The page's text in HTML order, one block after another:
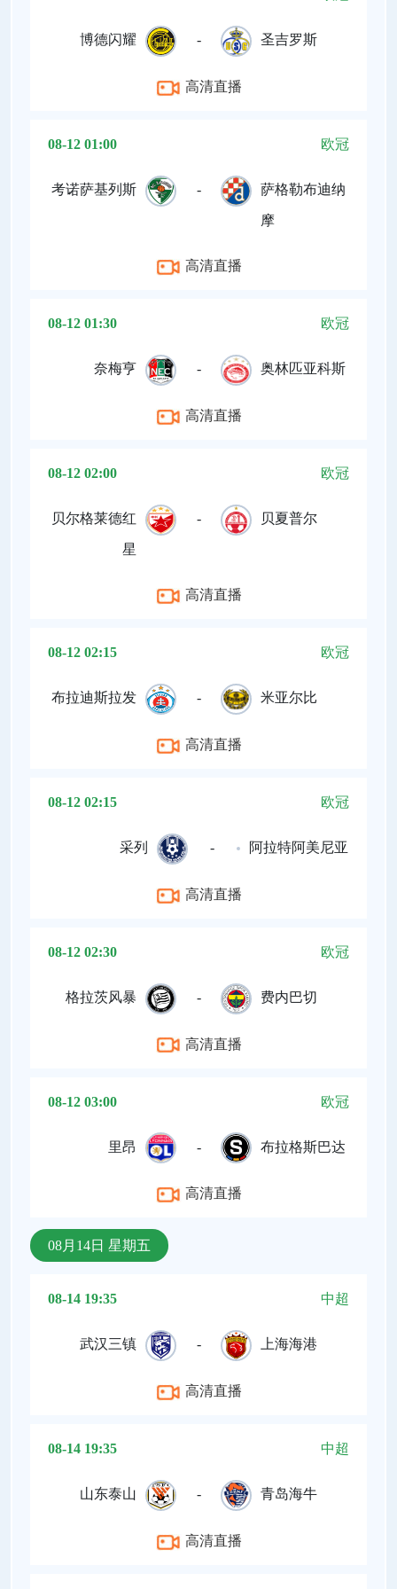
博德闪耀 - 圣吉罗斯
高清直播
08-12 01:00 欧冠
考诺萨基列斯 - 萨格勒布迪纳
摩
高清直播
08-12 01:30 欧冠
奈梅亨 - 奥林匹亚科斯
高清直播
08-12 02:00 欧冠
贝尔格莱德红
星
- 贝夏普尔
高清直播
08-12 02:15 欧冠
布拉迪斯拉发 - 米亚尔比
高清直播
08-12 02:15 欧冠
采列 - 阿拉特阿美尼亚
高清直播
08-12 02:30 欧冠
格拉茨风暴 - 费内巴切
高清直播
08-12 03:00 欧冠
里昂 - 布拉格斯巴达
高清直播
08月14日 星期五
08-14 19:35 中超
武汉三镇 - 上海海港
高清直播
08-14 19:35 中超
山东泰山 - 青岛海牛
高清直播